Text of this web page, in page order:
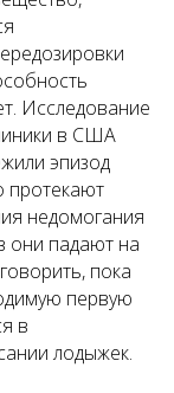
Исследование
в США
эпизод
протекают
недомогания
они падают на
пока
первую
в
лодыжек.